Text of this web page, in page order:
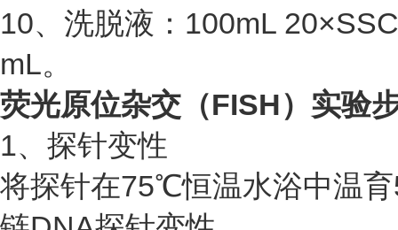
10、洗脱液：100mL
mL。
荧光原位杂交（FISH） 实验
1、探针变性
将探针在75℃恒温水浴中温